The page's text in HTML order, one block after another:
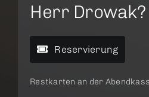
Herr Drowak?
Reservierung
Restkarten an der